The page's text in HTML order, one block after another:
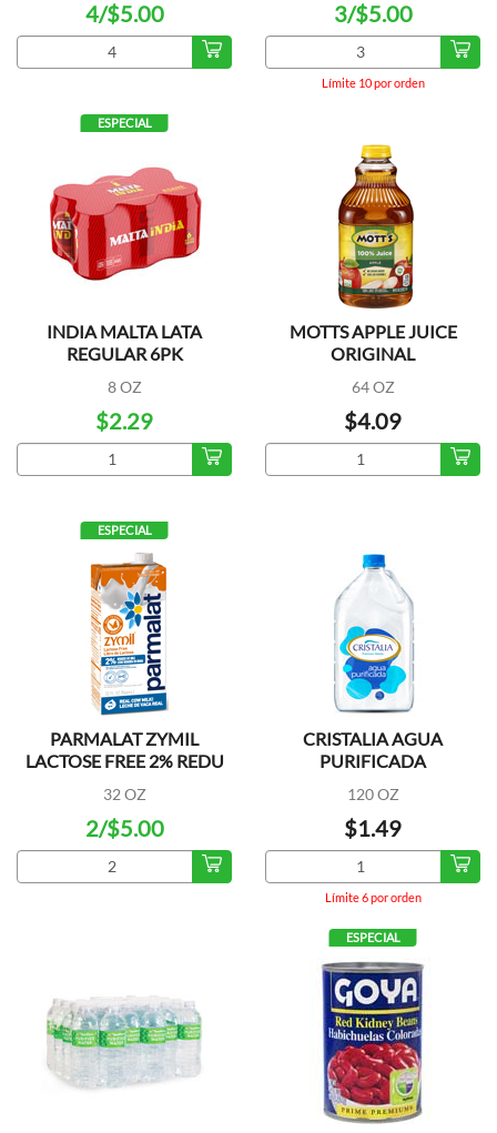
4/$5.00
Límite 10 por orden
3/$5.00
ESPECIAL
INDIA MALTA LATA
REGULAR 6PK
8 OZ
$2.29
MOTTS APPLE JUICE
ORIGINAL
64 OZ
$4.09
ESPECIAL
PARMALAT ZYMIL
LACTOSE FREE 2% REDU
32 OZ
2/$5.00
CRISTALIA AGUA
PURIFICADA
120 OZ
Límite 6 por orden
$1.49
ESPECIAL